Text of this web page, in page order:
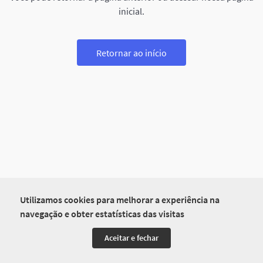
Utilizamos cookies para melhorar a experiência na
navegação e obter estatísticas das visitas
Aceitar e fechar
inicial.
Retornar ao início